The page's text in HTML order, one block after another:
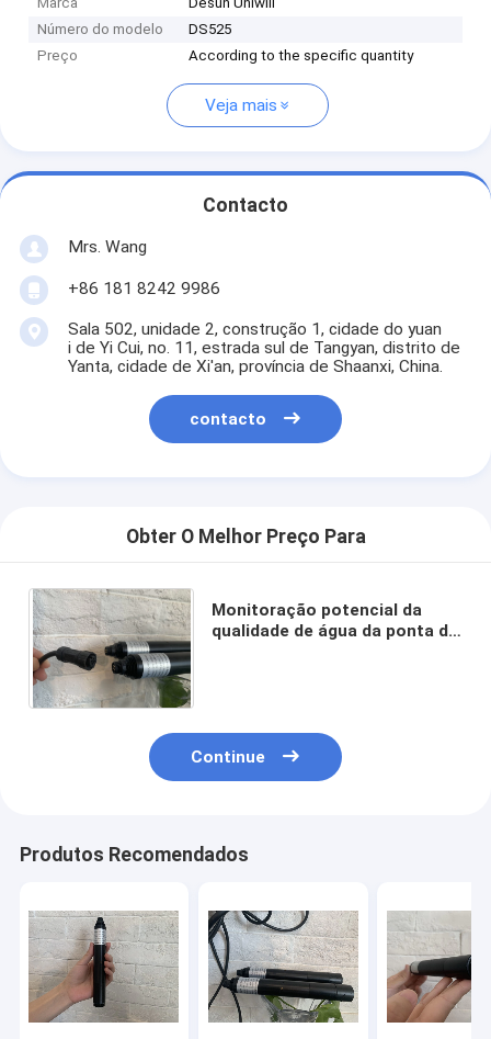
Número do modelo
DS525
Preço
According to the specific quantity
Veja mais
Contacto
Mrs. Wang
+86 181 8242 9986
Sala 502, unidade 2, construção 1, cidade do yuan
i de Yi Cui, no. 11, estrada sul de Tangyan, distrito de
Yanta, cidade de Xi'an, província de Shaanxi, China.
contacto
Obter O Melhor Preço Para
Monitoração potencial da
qualidade de água da ponta de
Continue
Produtos Recomendados